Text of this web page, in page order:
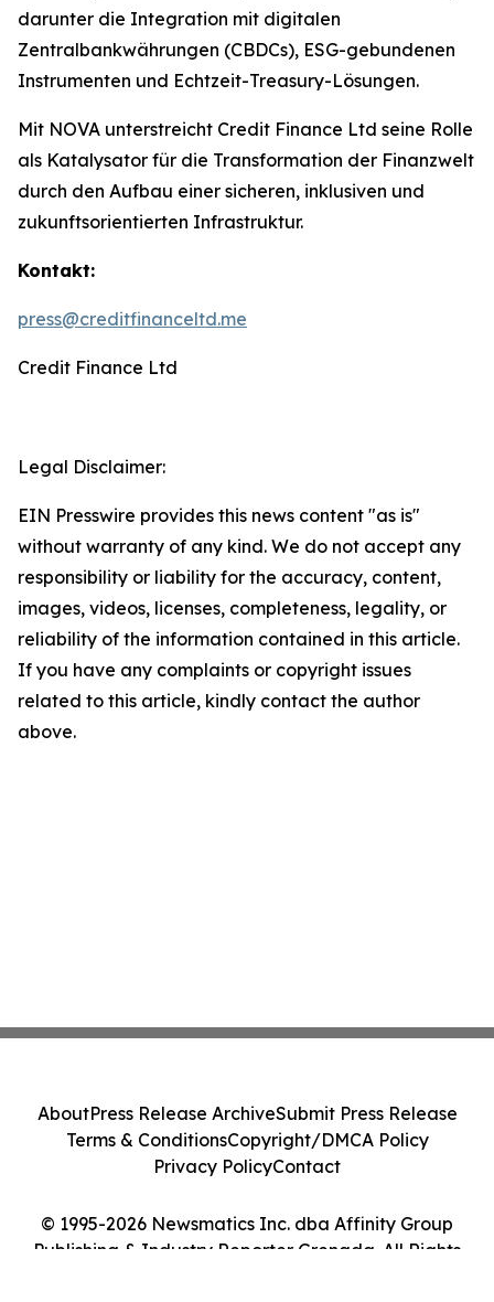
darunter die Integration mit digitalen
Zentralbankwährungen (CBDCs), ESG-gebundenen
Instrumenten und Echtzeit-Treasury-Lösungen.
Mit NOVA unterstreicht Credit Finance Ltd seine Rolle
als Katalysator für die Transformation der Finanzwelt
durch den Aufbau einer sicheren, inklusiven und
zukunftsorientierten Infrastruktur.
Kontakt:
press@creditfinanceltd.me
Credit Finance Ltd
Legal Disclaimer:
EIN Presswire provides this news content "as is"
without warranty of any kind. We do not accept any
responsibility or liability for the accuracy, content,
images, videos, licenses, completeness, legality, or
reliability of the information contained in this article.
If you have any complaints or copyright issues
related to this article, kindly contact the author
above.
© 1995-2026 Newsmatics Inc. dba Affinity Group
Publishing & Industry Reporter Grenada. All Rights
AboutPress Release ArchiveSubmit Press Release
Terms & ConditionsCopyright/DMCA Policy
Privacy PolicyContact